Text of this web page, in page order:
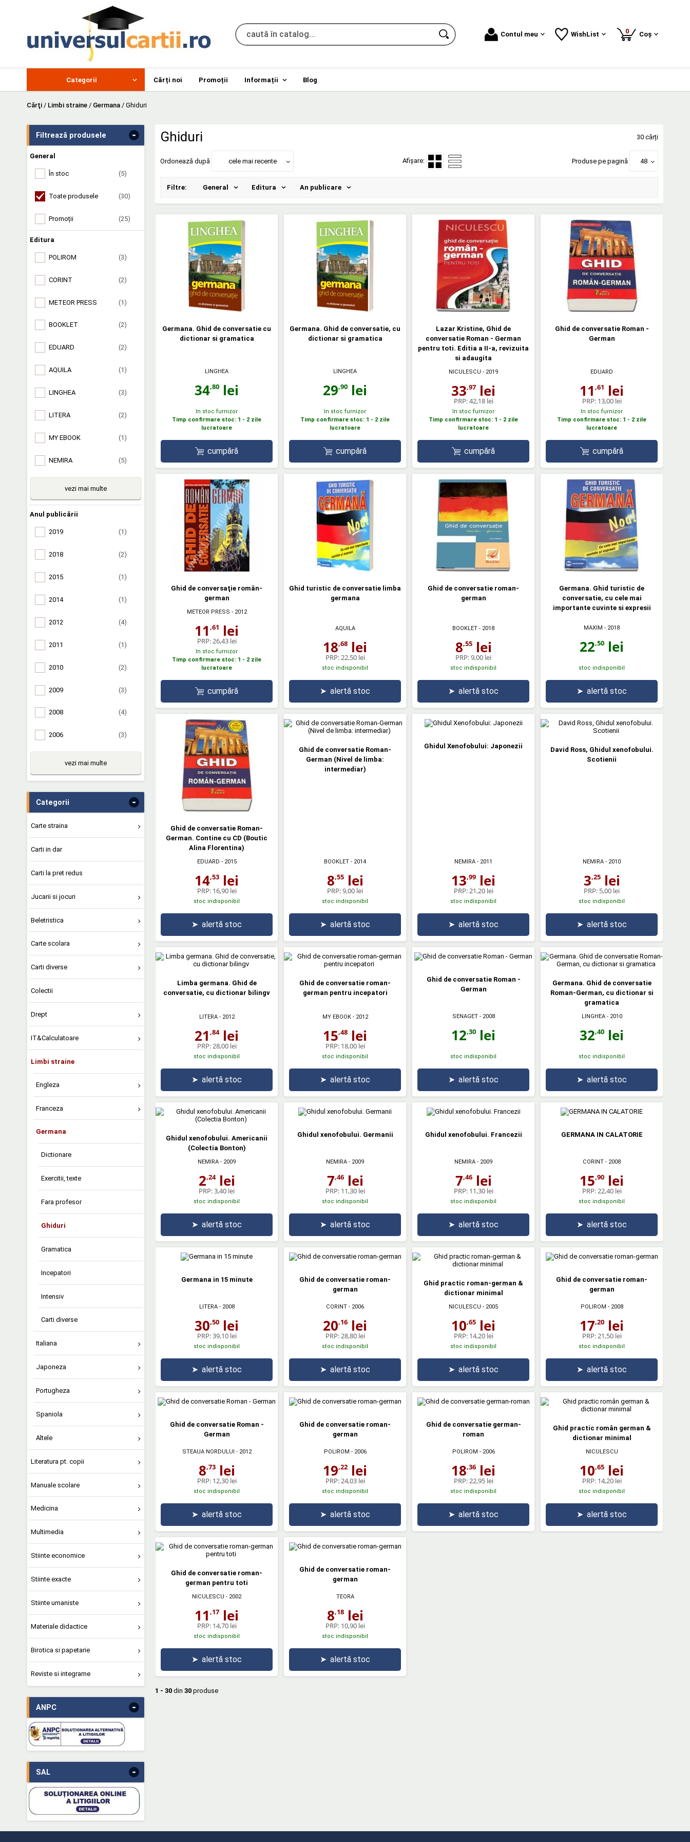
Contul meu WishList 0produse
Coș
Categorii Cărți noi Promoții Informații Blog
Cărţi / Limbi straine / Germana / Ghiduri
Filtrează produsele -
General
În stoc (5)
Toate produsele (30)
Promoții (25)
Editura
POLIROM (3)
CORINT (2)
METEOR PRESS (1)
BOOKLET (2)
EDUARD (2)
AQUILA (1)
LINGHEA (3)
LITERA (2)
MY EBOOK (1)
NEMIRA (5)
vezi mai multe
Anul publicării
2019 (1)
2018 (2)
2015 (1)
2014 (1)
2012 (4)
2011 (1)
2010 (2)
2009 (3)
2008 (4)
2006 (3)
vezi mai multe
Categorii -
Carte straina
Carti in dar
Carti la pret redus
Jucarii si jocuri
Beletristica
Carte scolara
Carti diverse
Colectii
Drept
IT&Calculatoare
Limbi straine
Engleza
Franceza
Germana
Dictionare
Exercitii, texte
Fara profesor
Ghiduri
Gramatica
Incepatori
Intensiv
Carti diverse
Italiana
Japoneza
Portugheza
Spaniola
Altele
Literatura pt. copii
Manuale scolare
Medicina
Multimedia
Stiinte economice
Stiinte exacte
Stiinte umaniste
Materiale didactice
Birotica si papetarie
Reviste si integrame
ANPC -
SAL -
Ghiduri 30 cărți
Ordonează după cele mai recente Afișare: Produse pe pagină 48
Filtre: General Editura An publicare
Germana. Ghid de conversatie cu
dictionar si gramatica
LINGHEA
34,80 lei
In stoc furnizor
Timp confirmare stoc: 1 - 2 zile
lucratoare
cumpără
Germana. Ghid de conversatie, cu
dictionar si gramatica
LINGHEA
29,90 lei
In stoc furnizor
Timp confirmare stoc: 1 - 2 zile
lucratoare
cumpără
Lazar Kristine, Ghid de
conversatie Roman - German
pentru toti. Editia a II-a, revizuita
si adaugita
NICULESCU - 2019
33,97 lei
PRP:42,18 lei
In stoc furnizor
Timp confirmare stoc: 1 - 2 zile
lucratoare
cumpără
Ghid de conversatie Roman -
German
EDUARD
11 ,61 lei
PRP: 13,00 lei
In stoc furnizor
Timp confirmare stoc: 1 - 2 zile
lucratoare
cumpără
Ghid de conversaţie român-
german
METEOR PRESS - 2012
11 ,61 lei
PRP:26,43 lei
In stoc furnizor
Timp confirmare stoc: 1 - 2 zile
lucratoare
cumpără
Ghid turistic de conversatie limba
germana
AQUILA
18,68 lei
PRP:22,50 lei
stoc indisponibil
➤ alertă stoc
Ghid de conversatie roman-
german
BOOKLET - 2018
8,55lei
PRP:9,00 lei
stoc indisponibil
➤ alertă stoc
Germana. Ghid turistic de
conversatie, cu cele mai
importante cuvinte si expresii
MAXIM - 2018
22,50 lei
stoc indisponibil
➤ alertă stoc
Ghid de conversatie Roman-
German. Contine cu CD (Boutic
Alina Florentina)
EDUARD - 2015
14,53 lei
PRP: 16,90 lei
stoc indisponibil
➤ alertă stoc
Ghid de conversatie Roman-
German (Nivel de limba:
intermediar)
BOOKLET - 2014
8,55lei
PRP:9,00 lei
stoc indisponibil
➤ alertă stoc
Ghidul Xenofobului: Japonezii
NEMIRA - 2011
13,99 lei
PRP:21,20 lei
stoc indisponibil
➤ alertă stoc
David Ross, Ghidul xenofobului.
Scotienii
NEMIRA - 2010
3,25lei
PRP: 5,00 lei
stoc indisponibil
➤ alertă stoc
Limba germana. Ghid de
conversatie, cu dictionar bilingv
LITERA- 2012
21 ,84lei
PRP:28,00 lei
stoc indisponibil
➤ alertă stoc
Ghid de conversatie roman-
german pentru incepatori
MY EBOOK- 2012
15,48 lei
PRP: 18,00 lei
stoc indisponibil
➤ alertă stoc
Ghid de conversatie Roman -
German
SENAGET- 2008
12,30 lei
stoc indisponibil
➤ alertă stoc
Germana. Ghid de conversatie
Roman-German, cu dictionar si
gramatica
LINGHEA- 2010
32,40 lei
stoc indisponibil
➤ alertă stoc
Ghidul xenofobului. Americanii
(Colectia Bonton)
NEMIRA - 2009
2,24lei
PRP:3,40 lei
stoc indisponibil
➤ alertă stoc
Ghidul xenofobului. Germanii
NEMIRA - 2009
7,46lei
PRP: 11,30 lei
stoc indisponibil
➤ alertă stoc
Ghidul xenofobului. Francezii
NEMIRA - 2009
7,46lei
PRP: 11,30 lei
stoc indisponibil
➤ alertă stoc
GERMANA IN CALATORIE
CORINT - 2008
15,90 lei
PRP:22,40 lei
stoc indisponibil
➤ alertă stoc
Germana in 15 minute
LITERA- 2008
30,50 lei
PRP:39,10 lei
stoc indisponibil
➤ alertă stoc
Ghid de conversatie roman-
german
CORINT - 2006
20,16 lei
PRP:28,80 lei
stoc indisponibil
➤ alertă stoc
Ghid practic roman-german &
dictionar minimal
NICULESCU - 2005
10,65 lei
PRP: 14,20 lei
stoc indisponibil
➤ alertă stoc
Ghid de conversatie roman-
german
POLIROM - 2008
17,20 lei
PRP:21,50 lei
stoc indisponibil
➤ alertă stoc
Ghid de conversatie Roman -
German
STEAUA NORDULUI - 2012
8,73lei
PRP: 12,30 lei
stoc indisponibil
➤ alertă stoc
Ghid de conversatie roman-
german
POLIROM - 2006
19,22 lei
PRP:24,03 lei
stoc indisponibil
➤ alertă stoc
Ghid de conversatie german-
roman
POLIROM - 2006
18,36 lei
PRP:22,95 lei
stoc indisponibil
➤ alertă stoc
Ghid practic român german &
dictionar minimal
NICULESCU
10,65 lei
PRP: 14,20 lei
stoc indisponibil
➤ alertă stoc
Ghid de conversatie roman-
german pentru toti
NICULESCU - 2002
11 ,17 lei
PRP: 14,70 lei
stoc indisponibil
➤ alertă stoc
Ghid de conversatie roman-
german
TEORA
8,18lei
PRP: 10,90 lei
stoc indisponibil
➤ alertă stoc
1 - 30 din 30 produse